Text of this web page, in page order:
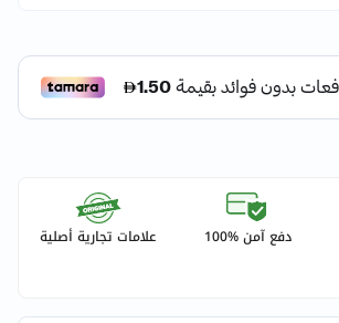
دفع آمن %100 علامات تجارية أصلية